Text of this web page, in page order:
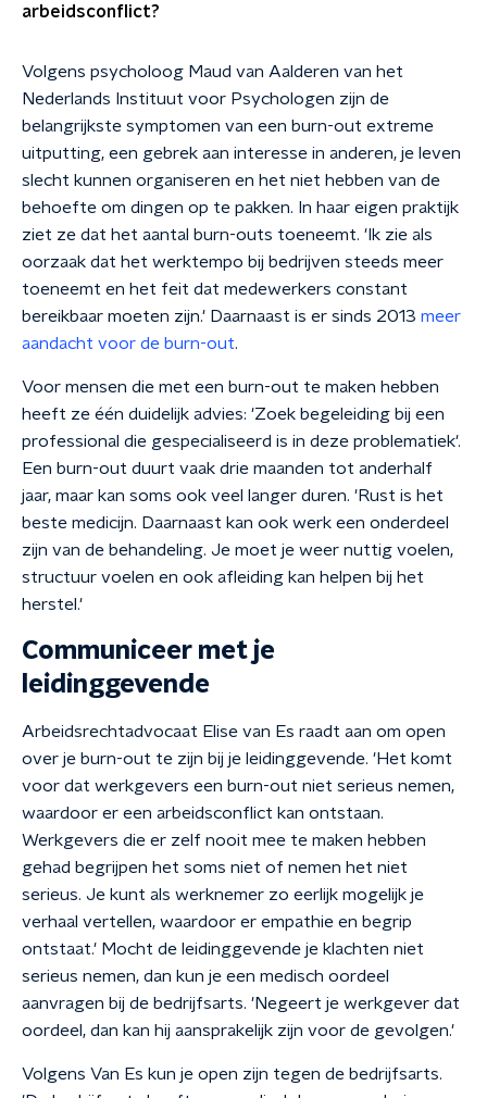
arbeidsconflict?
Volgens psycholoog Maud van Aalderen van het
Nederlands Instituut voor Psychologen zijn de
belangrijkste symptomen van een burn-out extreme
uitputting, een gebrek aan interesse in anderen, je leven
slecht kunnen organiseren en het niet hebben van de
behoefte om dingen op te pakken. In haar eigen praktijk
ziet ze dat het aantal burn-outs toeneemt. 'Ik zie als
oorzaak dat het werktempo bij bedrijven steeds meer
toeneemt en het feit dat medewerkers constant
bereikbaar moeten zijn.' Daarnaast is er sinds 2013 meer
aandacht voor de burn-out.
Voor mensen die met een burn-out te maken hebben
heeft ze één duidelijk advies: 'Zoek begeleiding bij een
professional die gespecialiseerd is in deze problematiek'.
Een burn-out duurt vaak drie maanden tot anderhalf
jaar, maar kan soms ook veel langer duren. 'Rust is het
beste medicijn. Daarnaast kan ook werk een onderdeel
zijn van de behandeling. Je moet je weer nuttig voelen,
structuur voelen en ook afleiding kan helpen bij het
herstel.'
Communiceer met je
leidinggevende
Arbeidsrechtadvocaat Elise van Es raadt aan om open
over je burn-out te zijn bij je leidinggevende. 'Het komt
voor dat werkgevers een burn-out niet serieus nemen,
waardoor er een arbeidsconflict kan ontstaan.
Werkgevers die er zelf nooit mee te maken hebben
gehad begrijpen het soms niet of nemen het niet
serieus. Je kunt als werknemer zo eerlijk mogelijk je
verhaal vertellen, waardoor er empathie en begrip
ontstaat.' Mocht de leidinggevende je klachten niet
serieus nemen, dan kun je een medisch oordeel
aanvragen bij de bedrijfsarts. 'Negeert je werkgever dat
oordeel, dan kan hij aansprakelijk zijn voor de gevolgen.'
Volgens Van Es kun je open zijn tegen de bedrijfsarts.